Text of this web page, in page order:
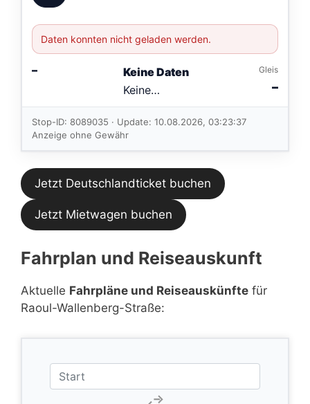
Daten konnten nicht geladen werden.
–
Keine Daten
Keine
Verbindungen
im aktuellen
Feed.
Gleis
–
Stop-ID: 8089035 · Update: 10.08.2026, 03:23:37
Anzeige ohne Gewähr
Jetzt Deutschlandticket buchen
Jetzt Mietwagen buchen
Fahrplan und Reiseauskunft
Aktuelle Fahrpläne und Reiseauskünfte für
Raoul-Wallenberg-Straße: